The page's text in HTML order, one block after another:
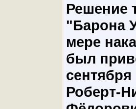
Решение
"Барона
мере
был
Роберт-